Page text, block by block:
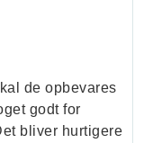
de opbevares
godt for
bliver hurtigere